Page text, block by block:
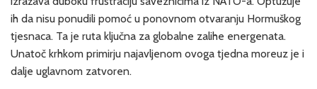
ih da nisu ponudili pomoć u ponovnom otvaranju Hormuškog
tjesnaca. Ta je ruta ključna za globalne zalihe energenata.
Unatoč krhkom primirju najavljenom ovoga tjedna moreuz je i
dalje uglavnom zatvoren.